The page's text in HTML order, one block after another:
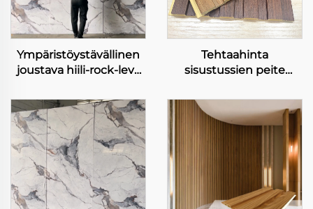
Ympäristöystävällinen
joustava hiili-rock-levy
laseripainettu joustava
bambuksihiili-kuito
seinälappu
Tehtaahinta
sisustussien peite
liekkeen estäjällä WPC
taide louviere tausta
luksus suunnittelu